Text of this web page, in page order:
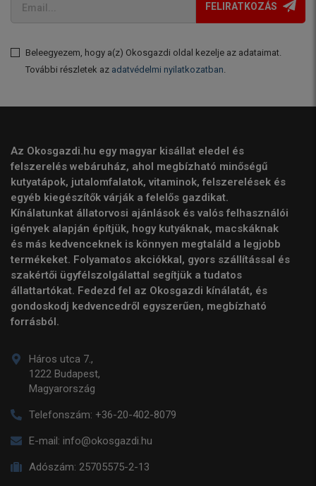
FELIRATKOZÁS
Beleegyezem, hogy a(z) Okosgazdi oldal kezelje az adataimat.
További részletek az adatvédelmi nyilatkozatban.
Az Okosgazdi.hu egy magyar kisállat eledel és
felszerelés webáruház, ahol megbízható minőségű
kutyatápok, jutalomfalatok, vitaminok, felszerelések és
egyéb kiegészítők várják a felelős gazdikat.
Kínálatunkat állatorvosi ajánlások és valós felhasználói
igények alapján építjük, hogy kutyáknak, macskáknak
és más kedvenceknek is könnyen megtaláld a legjobb
termékeket. Folyamatos akciókkal, gyors szállítással és
szakértői ügyfélszolgálattal segítjük a tudatos
állattartókat. Fedezd fel az Okosgazdi kínálatát, és
gondoskodj kedvencedről egyszerűen, megbízható
forrásból.
Háros utca 7.,
1222 Budapest,
Magyarország
Telefonszám: +36-20-402-8079
E-mail: info@okosgazdi.hu
Adószám: 25705575-2-13